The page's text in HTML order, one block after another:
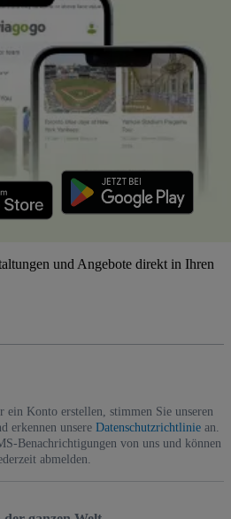
und Angebote direkt in Ihren
ein Konto erstellen, stimmen Sie unseren
erkennen unsere Datenschutzrichtliniean.
Benachrichtigungen von uns und können
abmelden.